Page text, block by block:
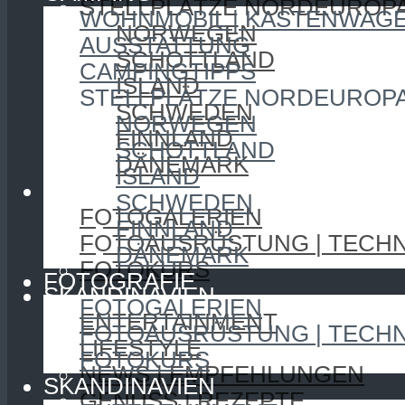
STELLPLÄTZE
NORWEGEN
SCHOTTLAND
ISLAND
SCHWEDEN
FINNLAND
DÄNEMARK
FOTOGRAFIE
FOTOGALERIEN
FOTOAUSRÜSTUNG |
FOTOKURS
SKANDINAVIEN
ENTERTAINMENT
LIFESTYLE
NEWS | EMPFEHLUNGEN
WOHNMOBIL |
AUSSTATTUNG
CAMPINGTIPPS
STELLPLÄTZE
NORWEGEN
SCHOTTLAND
ISLAND
SCHWEDEN
FINNLAND
DÄNEMARK
FOTOGRAFIE
FOTOGALERIEN
FOTOAUSRÜSTUNG |
FOTOKURS
SKANDINAVIEN